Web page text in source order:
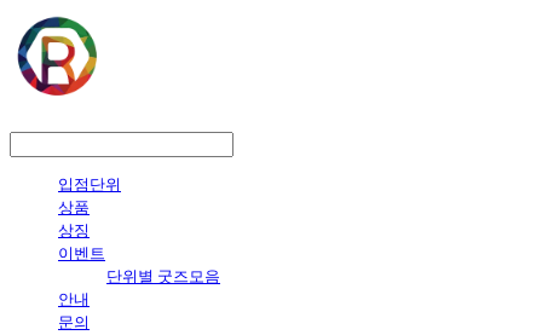
입점단위
상품
상징
이벤트
단위별 굿즈모음
안내
문의